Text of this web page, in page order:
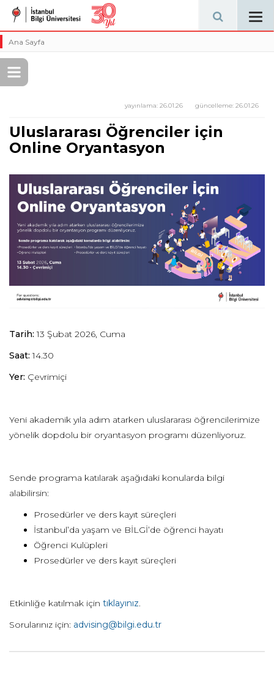
Ana Sayfa
güncelleme: 26.01.26
yayınlama: 26.01.26
Uluslararası Öğrenciler için
Online Oryantasyon
Tarih: 13 Şubat 2026, Cuma
Saat: 14.30
Yer: Çevrimiçi
Yeni akademik yıla adım atarken uluslararası öğrencilerimize
yönelik dopdolu bir oryantasyon programı düzenliyoruz.
Sende programa katılarak aşağıdaki konularda bilgi
alabilirsin:
Prosedürler ve ders kayıt süreçleri
İstanbul’da yaşam ve BİLGİ’de öğrenci hayatı
Öğrenci Kulüpleri
Prosedürler ve ders kayıt süreçleri
Etkinliğe katılmak için tıklayınız.
Sorularınız için: advising@bilgi.edu.tr